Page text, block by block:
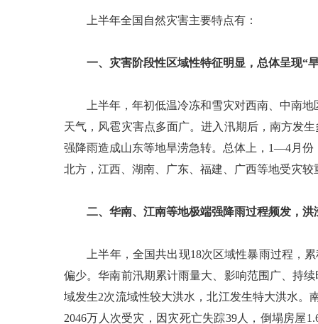
上半年全国自然灾害主要特点有：
一、灾害阶段性区域性特征明显，总体呈现“
上半年，年初低温冷冻和雪灾对西南、中南地
天气，风雹灾害点多面广。进入汛期后，南方发
强降雨造成山东等地旱涝急转。总体上，1—4月
北方，江西、湖南、广东、福建、广西等地受灾较
二、华南、江南等地极端强降雨过程频发，洪
上半年，全国共出现18次区域性暴雨过程，累
偏少。华南前汛期累计雨量大、影响范围广、持
域发生2次流域性较大洪水，北江发生特大洪水
2046万人次受灾，因灾死亡失踪39人，倒塌房屋